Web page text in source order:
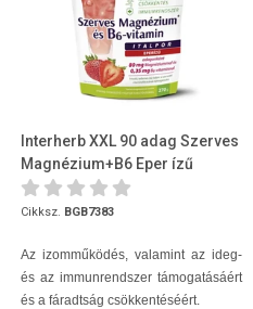
Interherb XXL 90 adag Szerves
Magnézium+B6 Eper ízű
italpor 270 g
Cikksz. BGB7383
Az izomműködés, valamint az ideg-
és az immunrendszer támogatásáért
és a fáradtság csökkentéséért.